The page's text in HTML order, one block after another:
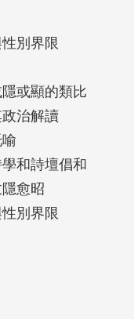
別界限
或顯的類比
治解讀
和詩壇倡和
愈昭
別界限